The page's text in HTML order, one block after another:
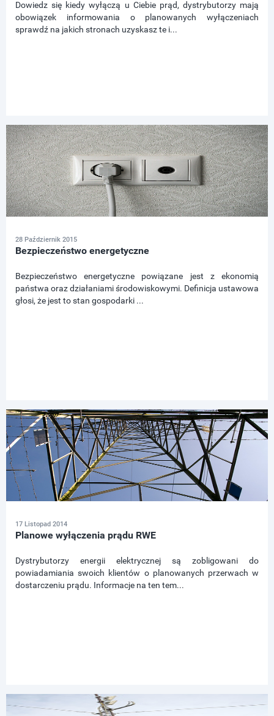
Dowiedz się kiedy wyłączą u Ciebie prąd, dystrybutorzy mają
obowiązek informowania o planowanych wyłączeniach
sprawdź na jakich stronach uzyskasz te i...
28 Październik 2015
Bezpieczeństwo energetyczne
Bezpieczeństwo energetyczne powiązane jest z ekonomią
państwa oraz działaniami środowiskowymi. Definicja ustawowa
głosi, że jest to stan gospodarki ...
17 Listopad 2014
Planowe wyłączenia prądu RWE
Dystrybutorzy energii elektrycznej są zobligowani do
powiadamiania swoich klientów o planowanych przerwach w
dostarczeniu prądu. Informacje na ten tem...